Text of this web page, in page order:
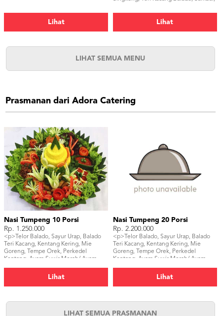
Lihat Lihat
LIHAT SEMUA MENU
Prasmanan dari Adora Catering
Nasi Tumpeng 10 Porsi
Rp. 1.250.000
<p>Telor Balado, Sayur Urap, Balado
Teri Kacang, Kentang Kering, Mie
Goreng, Tempe Orek, Perkedel
Kentang, Ayam Suwir Merah/ Ayam
Lihat
Nasi Tumpeng 20 Porsi
Rp. 2.200.000
<p>Telor Balado, Sayur Urap, Balado
Teri Kacang, Kentang Kering, Mie
Goreng, Tempe Orek, Perkedel
Kentang, Ayam Suwir Merah/ Ayam
Asin, Tahu Bacem, Kerupuk</p>
Lihat
LIHAT SEMUA PRASMANAN